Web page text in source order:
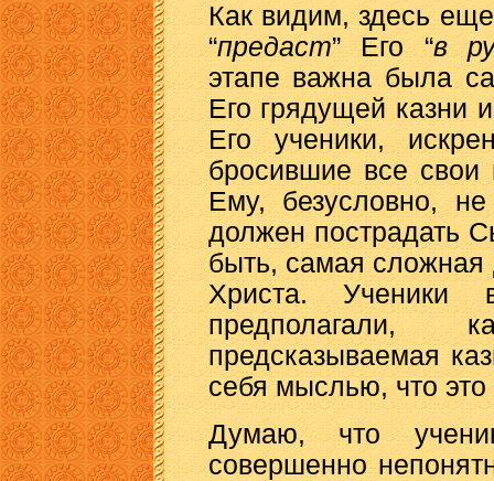
Как видим, здесь
“предаст” Его “в
этапе важна была
Его грядущей казни
Его ученики,
бросившие все
Ему, безусловно,
должен пострадать
быть, самая сложная
Христа.
предполагали,
предсказываемая
себя мыслью, что это
Думаю, что
совершенно